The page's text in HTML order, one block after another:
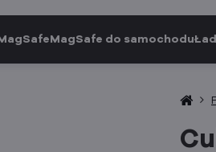
MagSafe do samochodu